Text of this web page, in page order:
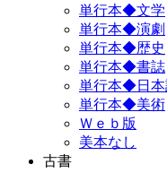
単行本◆文学
単行本◆演劇
単行本◆歴史
単行本◆書誌
単行本◆日本
単行本◆美術
Ｗｅｂ版
美本なし
古書